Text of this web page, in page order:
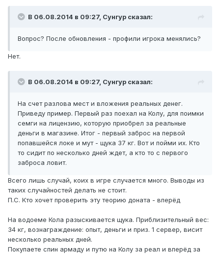
В 06.08.2014 в 09:27, Сунгур сказал:
Вопрос? После обновления - профили игрока менялись?
Нет.
В 06.08.2014 в 09:27, Сунгур сказал:
На счет разлова мест и вложения реальных денег.
Приведу пример. Первый раз поехал на Колу, для поимки
семги на лицензию, которую приобрел за реальные
деньги в магазине. Итог - первый заброс на первой
попавшейся локе и мут - щука 37 кг. Вот и пойми их. Кто
то сидит по несколько дней ждет, а кто то с первого
заброса ловит.
Всего лишь случай, коих в игре случается много. Выводы из
таких случайностей делать не стоит.
П.С. Кто хочет проверить эту теорию доната - вперёд
На водоеме Кола разыскивается щука. Приблизительный вес:
34 кг, вознаграждение: опыт, деньги и приз. 1 сервер, висит
несколько реальных дней.
Покупаете спин армаду и путю на Колу за реал и вперёд за